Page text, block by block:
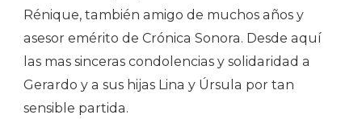
Rénique, también amigo de muchos años y
asesor emérito de Crónica Sonora. Desde aquí
las mas sinceras condolencias y solidaridad a
Gerardo y a sus hijas Lina y Úrsula por tan
sensible partida.